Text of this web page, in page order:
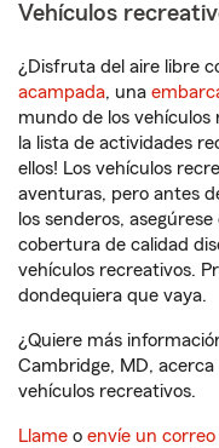
Vehículos
¿Disfruta del aire libre
acampada, una
mundo de los
la lista de actividades
ellos! Los vehículos
aventuras, pero antes
los senderos,
cobertura de calidad
vehículos recreativos.
dondequiera que vaya.
¿Quiere más
Cambridge, MD,
vehículos recreativos.
Llame o envíe un